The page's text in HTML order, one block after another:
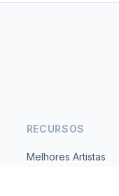
RECURSOS
Melhores Artistas